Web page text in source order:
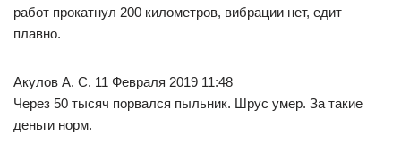
работ прокатнул 200 километров, вибрации нет, едит
плавно.
Акулов А. С. 11 Февраля 2019 11:48
Через 50 тысяч порвался пыльник. Шрус умер. За такие
деньги норм.